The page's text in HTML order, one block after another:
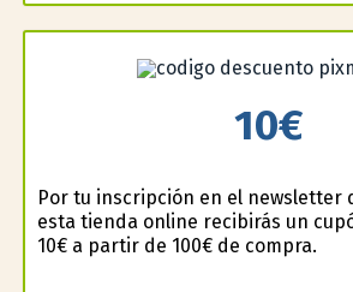
10€
Por tu inscripción en el newsletter
esta tienda online recibirás un
10€ a partir de 100€ de compra.